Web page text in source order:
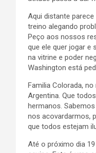
Aqui distante
treino alegando
Peço aos nossos
que ele quer jogar e
na vitrine e poder
Washington está
Familia Colorada,
Argentina. Que
hermanos.
nos acovardarmos,
que todos estejam
Até o próximo dia